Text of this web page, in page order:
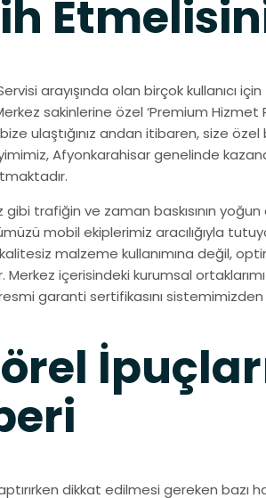
arayışında olan birçok kullanıcı
sakinlerine özel ‘Premium Hizmet
ulaştığınız andan itibaren, size
Afyonkarahisar genelinde
gibi trafiğin ve zaman baskısının yoğun
mobil ekiplerimiz aracılığıyla
malzeme kullanımına değil,
Merkez içerisindeki kurumsal
resmi garanti sertifikasını
dikkat edilmesi gereken bazı